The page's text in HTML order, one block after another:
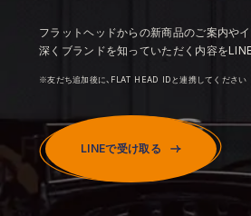
フラットヘッドからの新商品のご案内やイ
深くブランドを知っていただく内容を
※友だち追加後に、FLAT HEAD IDと連携してください
LINEで受け取る